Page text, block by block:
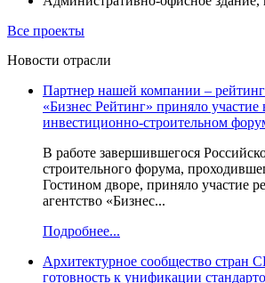
Все проекты
Новости отрасли
Партнер нашей компании –
«Бизнес Рейтинг» приняло
инвестиционно-строительном
В работе завершившегося
строительного форума,
Гостином дворе, приняло участие
агентство «Бизнес...
Подробнее...
Архитектурное сообщество стран
готовность к унификации